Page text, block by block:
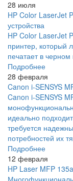
28 июля
HP Color LaserJet
устройства
HP Color LaserJet
принтер, который
печатает в черном
Подробнее
28 февраля
Canon i-SENSYS
Canon i-SENSYS
идеально
требуется
потребностей их
Подробнее
12 февраля
HP Laser MFP